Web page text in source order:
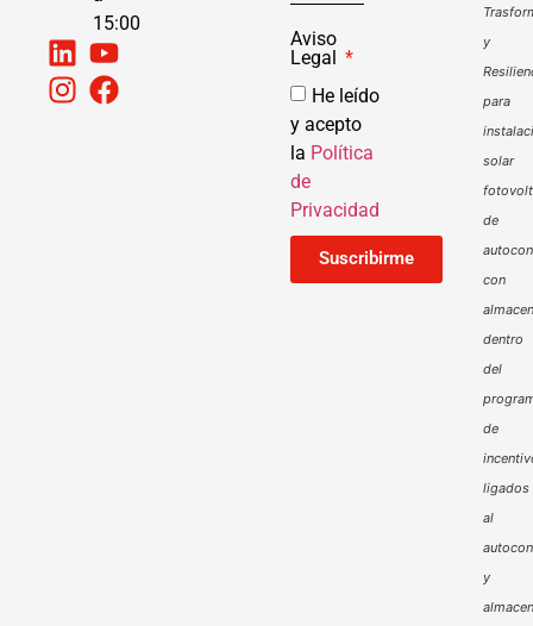
15:00
Aviso
Legal
He leído
y acepto
la Política
de
Privacidad
Suscribirme
y
para
solar
de
con
dentro
del
de
ligados
al
y